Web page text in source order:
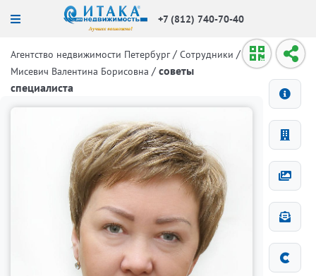
+7 (812) 740-70-40
Агентство недвижимости Петербург / Сотрудники /
Мисевич Валентина Борисовна / советы
специалиста